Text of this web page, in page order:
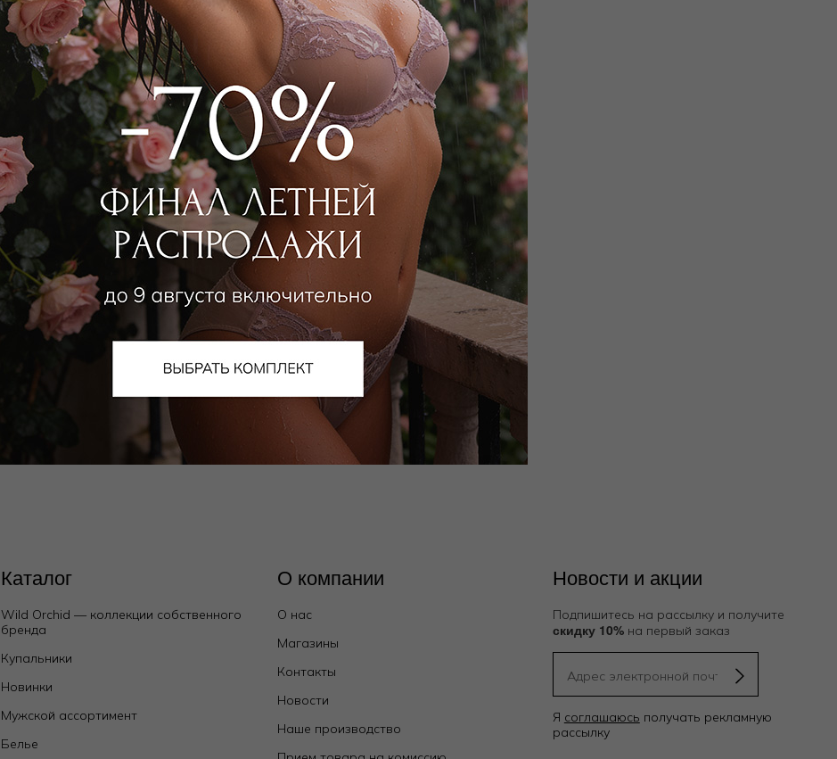
ANNETTE LINGERIE
Каталог
Wild Orchid — коллекции собственного
бренда
Купальники
Новинки
Мужской ассортимент
Белье
О компании
О нас
Магазины
Контакты
Новости
Наше производство
Новости и акции
Подпишитесь на рассылку и получите
скидку 10%на первый заказ
Я соглашаюсь получать рекламную
рассылку